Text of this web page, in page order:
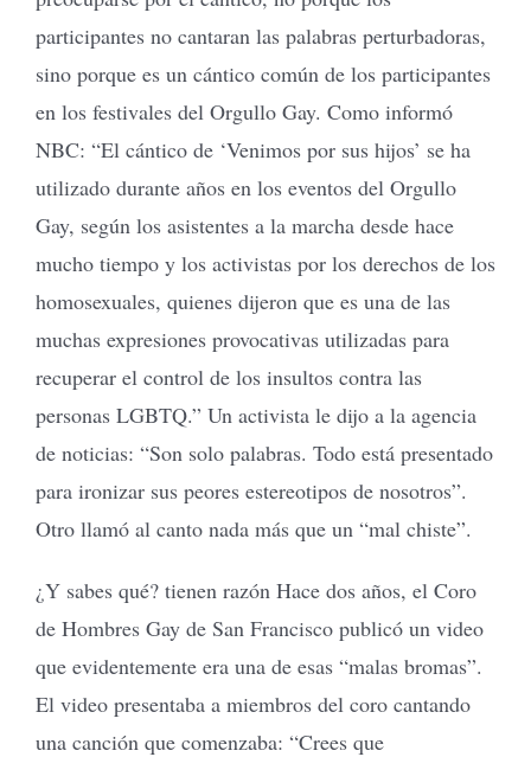
participantes no cantaran las palabras perturbadoras,
sino porque es un cántico común de los participantes
en los festivales del Orgullo Gay. Como informó
NBC: “El cántico de ‘Venimos por sus hijos’ se ha
utilizado durante años en los eventos del Orgullo
Gay, según los asistentes a la marcha desde hace
mucho tiempo y los activistas por los derechos de los
homosexuales, quienes dijeron que es una de las
muchas expresiones provocativas utilizadas para
recuperar el control de los insultos contra las
personas LGBTQ.” Un activista le dijo a la agencia
de noticias: “Son solo palabras. Todo está presentado
para ironizar sus peores estereotipos de nosotros”.
Otro llamó al canto nada más que un “mal chiste”.
¿Y sabes qué? tienen razón Hace dos años, el Coro
de Hombres Gay de San Francisco publicó un video
que evidentemente era una de esas “malas bromas”.
El video presentaba a miembros del coro cantando
una canción que comenzaba: “Crees que